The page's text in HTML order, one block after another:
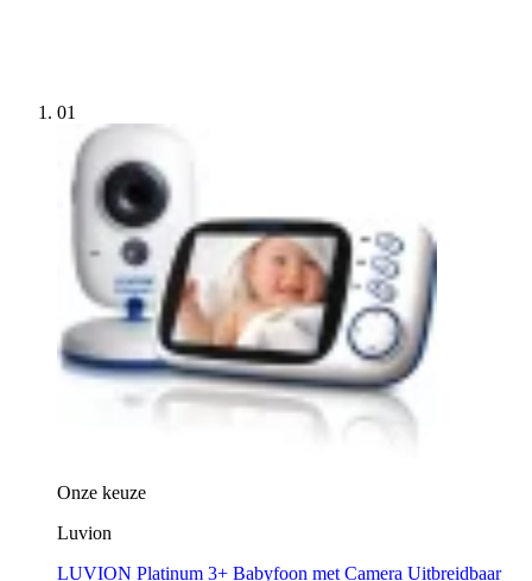
01
Onze keuze
Luvion
LUVION Platinum 3+ Babyfoon met Camera Uitbreidbaar